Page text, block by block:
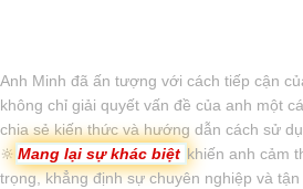
Anh Minh đã ấn tượng với cách tiếp cận
không chỉ giải quyết vấn đề của anh một
chia sẻ kiến thức và hướng dẫn cách sử
🔆 Mang lại sự khác biệt khiến anh cảm
trọng, khẳng định sự chuyên nghiệp và